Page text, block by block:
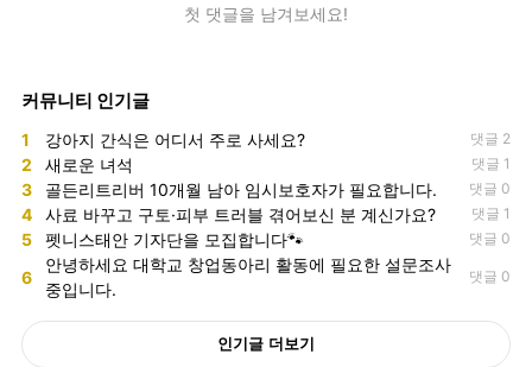
첫 댓글을 남겨보세요!
커뮤니티 인기글
1 강아지 간식은 어디서 주로 사세요? 댓글 2
2 새로운 녀석 댓글 1
3 골든리트리버 10개월 남아 임시보호자가 필요합니다. 댓글 0
4 사료 바꾸고 구토·피부 트러블 겪어보신 분 계신가요? 댓글 1
5 펫니스태안 기자단을 모집합니다🐾 댓글 0
6
안녕하세요 대학교 창업동아리 활동에 필요한 설문조사
중입니다.
댓글 0
인기글 더보기